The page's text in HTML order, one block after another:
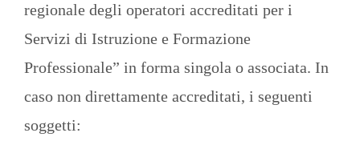
regionale degli operatori accreditati per i
Servizi di Istruzione e Formazione
Professionale” in forma singola o associata. In
caso non direttamente accreditati, i seguenti
soggetti: